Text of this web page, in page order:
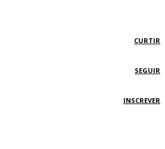
CURTIR
SEGUIR
INSCREVER